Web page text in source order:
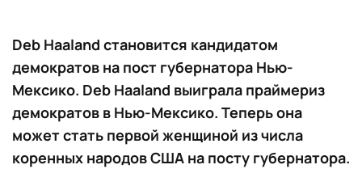
Deb Haaland становится кандидатом
демократов на пост губернатора Нью-
Мексико. Deb Haaland выиграла праймериз
демократов в Нью-Мексико. Теперь она
может стать первой женщиной из числа
коренных народов США на посту губернатора.